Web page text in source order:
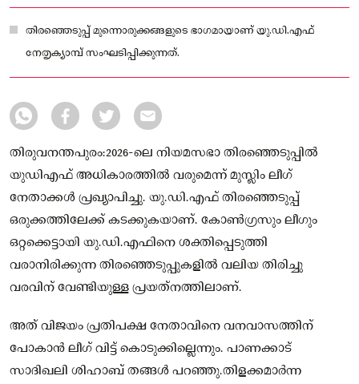
തിരഞ്ഞെടുപ്പ് മുന്നൊരുക്കങ്ങളുടെ ഭാഗമായാണ് യു.ഡി.എഫ്
നേതൃക്യാമ്പ് സംഘടിപ്പിക്കുന്നത്.
തിരുവനന്തപുരം:2026-ലെ നിയമസഭാ തിരഞ്ഞെടുപ്പിൽ
യുഡിഎഫ് അധികാരത്തിൽ വരുമെന്ന് മുസ്ലിം ലീഗ്
നേതാക്കൾ പ്രഖ്യാപിച്ചു. യു.ഡി.എഫ് തിരഞ്ഞെടുപ്പ്
ഒരുക്കത്തിലേക്ക് കടക്കുകയാണ്. കോണ്‍ഗ്രസും ലീഗും
ഒറ്റക്കെട്ടായി യു.ഡി.എഫിനെ ശക്തിപ്പെടുത്തി
വരാനിരിക്കുന്ന തിരഞ്ഞെടുപ്പുകളില്‍ വലിയ തിരിച്ചു
വരവിന് വേണ്ടിയുള്ള പ്രയത്‌നത്തിലാണ്.
അത് വിജയം പ്രതിപക്ഷ നേതാവിനെ വനവാസത്തിന്
പോകാൻ ലീഗ് വിട്ട് കൊടുക്കില്ലെന്നും. പാണക്കാട്
സാദിഖലി ശിഹാബ് തങ്ങൾ പറഞ്ഞു.തിളക്കമാര്‍ന്ന